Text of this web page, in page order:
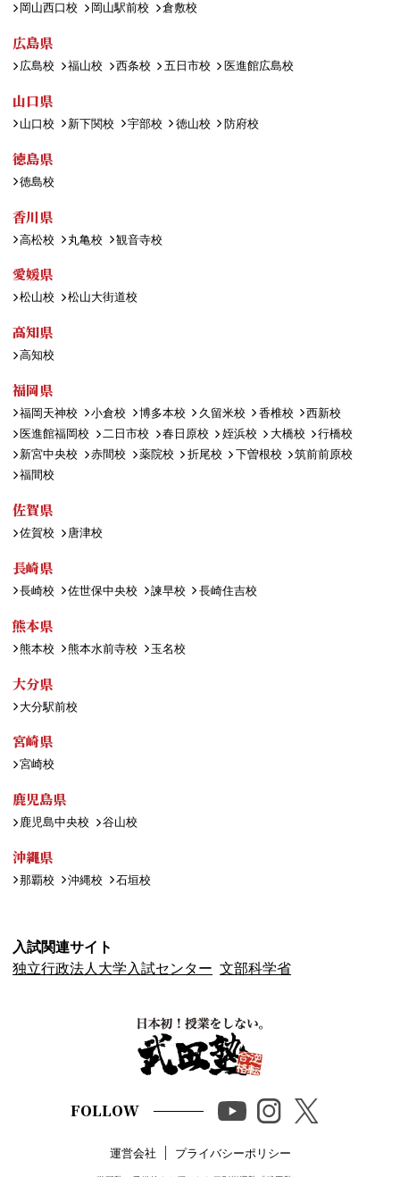
岡山西口校 岡山駅前校 倉敷校
広島県
広島校 福山校 西条校 五日市校 医進館広島校
山口県
山口校 新下関校 宇部校 徳山校 防府校
徳島県
徳島校
香川県
高松校 丸亀校 観音寺校
愛媛県
松山校 松山大街道校
高知県
高知校
福岡県
福岡天神校 小倉校 博多本校 久留米校 香椎校
西新校
医進館福岡校
二日市校 春日原校 姪浜校 大橋校
行橋校
新宮中央校
赤間校 薬院校 折尾校 下曽根校
筑前前原校
福間校
佐賀県
佐賀校 唐津校
長崎県
長崎校 佐世保中央校 諫早校 長崎住吉校
熊本県
熊本校 熊本水前寺校 玉名校
大分県
大分駅前校
宮崎県
宮崎校
鹿児島県
鹿児島中央校 谷山校
沖縄県
那覇校 沖縄校 石垣校
入試関連サイト
独立行政法人大学入試センター 文部科学省
FOLLOW
運営会社 プライバシーポリシー